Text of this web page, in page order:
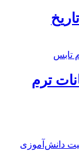
ترم